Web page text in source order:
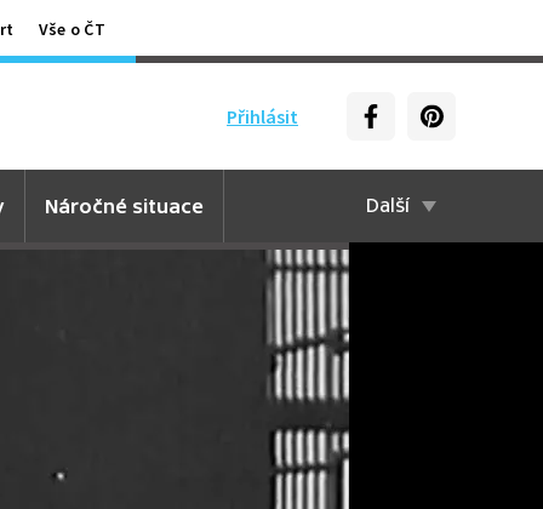
Vše o ČT
Přihlásit
Náročné situace Další